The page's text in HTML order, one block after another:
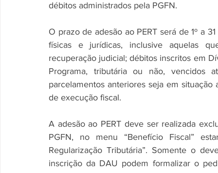
débitos administrados pela PGFN.
O prazo de adesão ao PERT será de 1º a
físicas e jurídicas, inclusive aquelas
recuperação judicial; débitos inscritos em
Programa, tributária ou não,
parcelamentos anteriores seja em
de execução fiscal.
A adesão ao PERT deve ser realizada
PGFN, no menu “Benefício Fiscal”
Regularização Tributária”. Somente o
inscrição da DAU podem formalizar o